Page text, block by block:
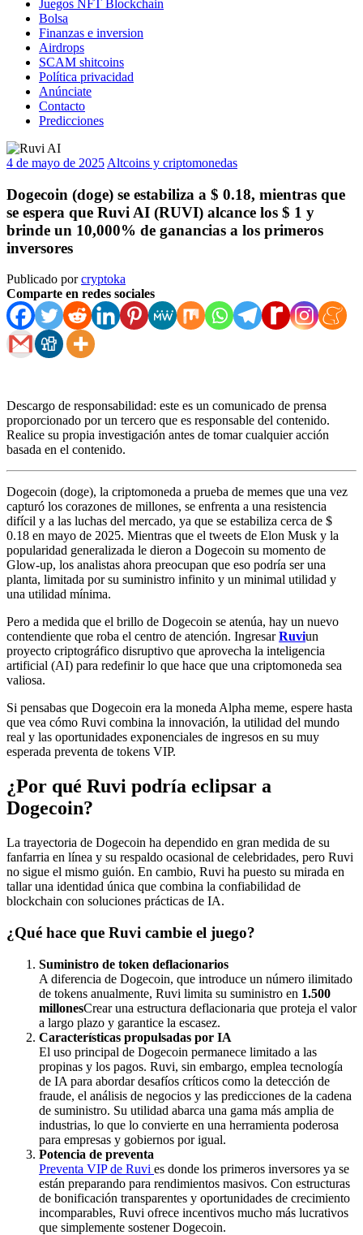
Juegos NFT Blockchain
Bolsa
Finanzas e inversion
Airdrops
SCAM shitcoins
Política privacidad
Anúnciate
Contacto
Predicciones
4 de mayo de 2025 Altcoins y criptomonedas
Dogecoin (doge) se estabiliza a $ 0.18, mientras que
se espera que Ruvi AI (RUVI) alcance los $ 1 y
brinde un 10,000% de ganancias a los primeros
inversores
Publicado porcryptoka
Comparte en redes sociales
Descargo de responsabilidad: este es un comunicado de prensa
proporcionado por un tercero que es responsable del contenido.
Realice su propia investigación antes de tomar cualquier acción
basada en el contenido.
Dogecoin (doge), la criptomoneda a prueba de memes que una vez
capturó los corazones de millones, se enfrenta a una resistencia
difícil y a las luchas del mercado, ya que se estabiliza cerca de $
0.18 en mayo de 2025. Mientras que el tweets de Elon Musk y la
popularidad generalizada le dieron a Dogecoin su momento de
Glow-up, los analistas ahora preocupan que eso podría ser una
planta, limitada por su suministro infinito y un minimal utilidad y
una utilidad mínima.
Pero a medida que el brillo de Dogecoin se atenúa, hay un nuevo
contendiente que roba el centro de atención. IngresarRuviun
proyecto criptográfico disruptivo que aprovecha la inteligencia
artificial (AI) para redefinir lo que hace que una criptomoneda sea
valiosa.
Si pensabas que Dogecoin era la moneda Alpha meme, espere hasta
que vea cómo Ruvi combina la innovación, la utilidad del mundo
real y las oportunidades exponenciales de ingresos en su muy
esperada preventa de tokens VIP.
¿Por qué Ruvi podría eclipsar a
Dogecoin?
La trayectoria de Dogecoin ha dependido en gran medida de su
fanfarria en línea y su respaldo ocasional de celebridades, pero Ruvi
no sigue el mismo guión. En cambio, Ruvi ha puesto su mirada en
tallar una identidad única que combina la confiabilidad de
blockchain con soluciones prácticas de IA.
¿Qué hace que Ruvi cambie el juego?
Suministro de token deflacionarios
A diferencia de Dogecoin, que introduce un número ilimitado
de tokens anualmente, Ruvi limita su suministro en 1.500
millonesCrear una estructura deflacionaria que proteja el valor
a largo plazo y garantice la escasez.
Características propulsadas por IA
El uso principal de Dogecoin permanece limitado a las
propinas y los pagos. Ruvi, sin embargo, emplea tecnología
de IA para abordar desafíos críticos como la detección de
fraude, el análisis de negocios y las predicciones de la cadena
de suministro. Su utilidad abarca una gama más amplia de
industrias, lo que lo convierte en una herramienta poderosa
para empresas y gobiernos por igual.
Potencia de preventa
Preventa VIP de Ruvi es donde los primeros inversores ya se
están preparando para rendimientos masivos. Con estructuras
de bonificación transparentes y oportunidades de crecimiento
incomparables, Ruvi ofrece incentivos mucho más lucrativos
que simplemente sostener Dogecoin.